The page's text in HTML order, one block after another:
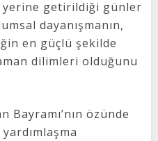
yerine getirildiği günler
dayanışmanın,
en güçlü şekilde
dilimleri olduğunu
Bayramı’nın özünde